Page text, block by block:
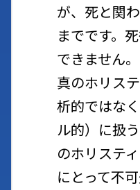
が、死と関
までです。
できません。
真のホリス
析的ではな
ル的）に扱
のホリステ
にとって不